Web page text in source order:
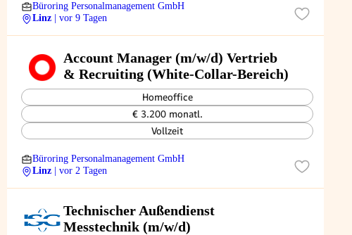
Büroring Personalmanagement GmbH
Linz
| vor 9 Tagen
Account Manager (m/w/d) Vertrieb
& Recruiting (White-Collar-Bereich)
Homeoffice
€ 3.200 monatl.
Vollzeit
Büroring Personalmanagement GmbH
Linz
| vor 2 Tagen
Technischer Außendienst
Messtechnik (m/w/d)